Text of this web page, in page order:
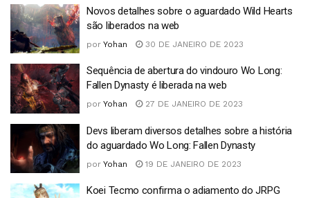
Novos detalhes sobre o aguardado Wild Hearts
são liberados na web
por Yohan 30 DE JANEIRO DE 2023
Sequência de abertura do vindouro Wo Long:
Fallen Dynasty é liberada na web
por Yohan 27 DE JANEIRO DE 2023
Devs liberam diversos detalhes sobre a história
do aguardado Wo Long: Fallen Dynasty
por Yohan 19 DE JANEIRO DE 2023
Koei Tecmo confirma o adiamento do JRPG